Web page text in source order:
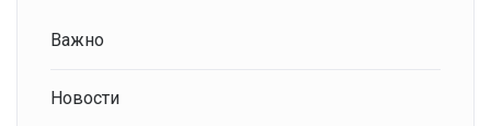
Важно
Новости